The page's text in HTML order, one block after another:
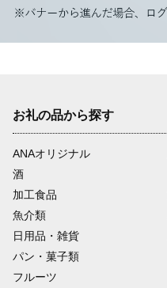
お礼の品から探す
ANAオリジナル
酒
加工食品
魚介類
日用品・雑貨
パン・菓子類
フルーツ